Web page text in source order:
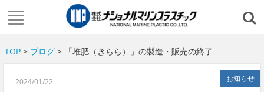
TOP> ブログ> 「堆肥（きらら）」の製造・販売の終了
お知らせ
2024/01/22